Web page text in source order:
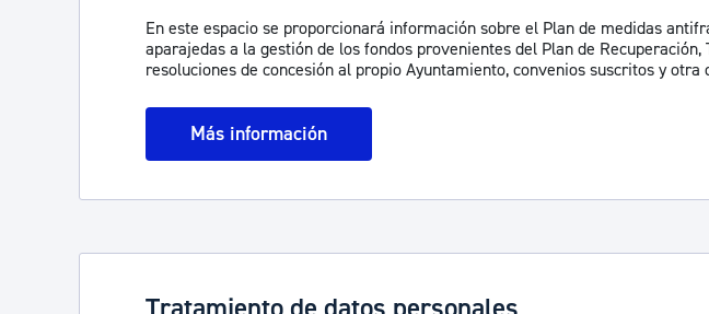
En este espacio se proporcionará información sobre el Plan de medidas
aparajedas a la gestión de los fondos provenientes del Plan de
resoluciones de concesión al propio Ayuntamiento, convenios suscritos y otra
Más información